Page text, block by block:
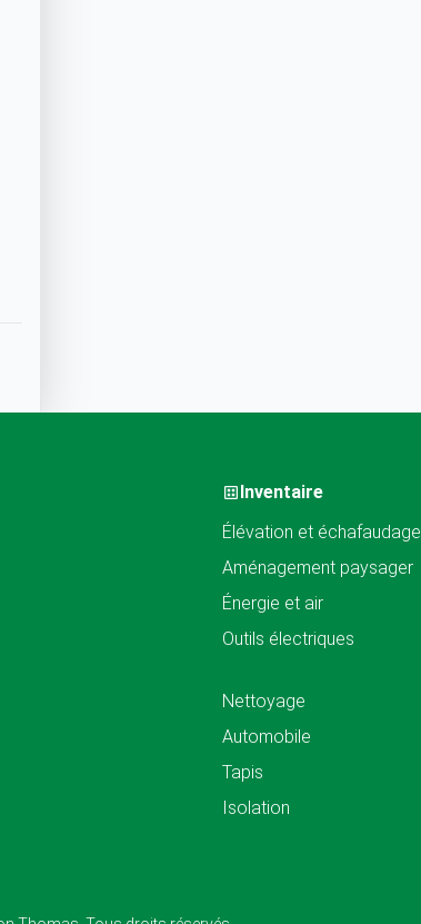
Inventaire
Élévation et échafaudage
Aménagement paysager
Énergie et air
Outils électriques
Nettoyage
Automobile
Tapis
Isolation